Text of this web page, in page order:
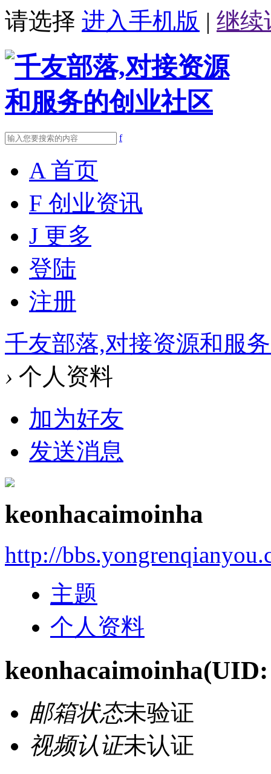
请选择 进入手机版 | 继续
f
A 首页
F 创业资讯
J 更多
登陆
注册
千友部落,对接资源和服
› 个人资料
加为好友
发送消息
keonhacaimoinha
http://
主题
个人资料
keonhacaimoinha(UID:
邮箱状态未验证
视频认证未认证